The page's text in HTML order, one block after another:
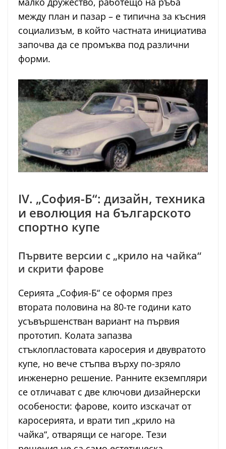
между план и пазар – е типична за късния
социализъм, в който частната инициатива
започва да се промъква под различни
форми.
IV. „София-Б“: дизайн, техника
и еволюция на българското
спортно купе
Първите версии с „крило на чайка“
и скрити фарове
Серията „София-Б“ се оформя през
втората половина на 80-те години като
усъвършенстван вариант на първия
прототип. Колата запазва
стъклопластовата каросерия и двувратото
купе, но вече стъпва върху по-зряло
инженерно решение. Ранните екземпляри
се отличават с две ключови дизайнерски
особености: фарове, които изскачат от
каросерията, и врати тип „крило на
чайка“, отварящи се нагоре. Тези